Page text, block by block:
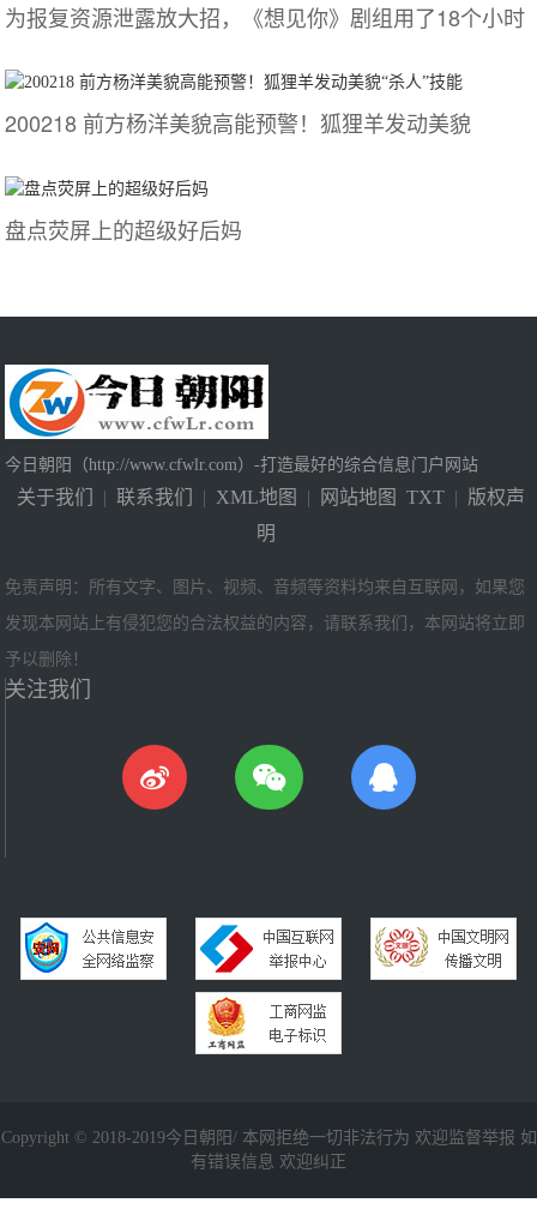
为报复资源泄露放大招，《想见你》剧组用了18个小时
200218 前方杨洋美貌高能预警！狐狸羊发动美貌
盘点荧屏上的超级好后妈
今日朝阳（http://www.cfwlr.com）-打造最好的综合信息门户网站
关于我们 | 联系我们 | XML地图 | 网站地图 TXT | 版权声
明
免责声明：所有文字、图片、视频、音频等资料均来自互联网，如果您
发现本网站上有侵犯您的合法权益的内容，请联系我们，本网站将立即
予以删除！
关注我们
Copyright © 2018-2019今日朝阳/ 本网拒绝一切非法行为 欢迎监督举报 如
有错误信息 欢迎纠正